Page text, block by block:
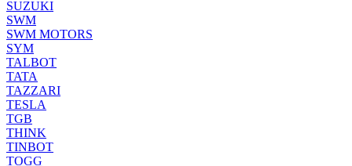
SUZUKI
SWM
SWM MOTORS
SYM
TALBOT
TATA
TAZZARI
TESLA
TGB
THINK
TINBOT
TOGG